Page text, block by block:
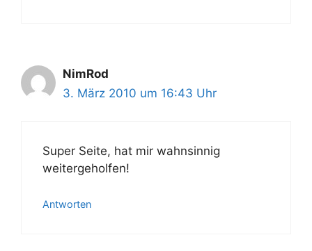
NimRod
3. März 2010 um 16:43 Uhr
Super Seite, hat mir wahnsinnig
weitergeholfen!
Antworten